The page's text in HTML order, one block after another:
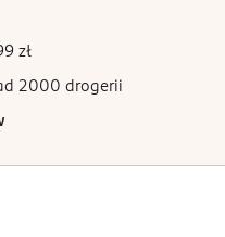
zł
2000 drogerii